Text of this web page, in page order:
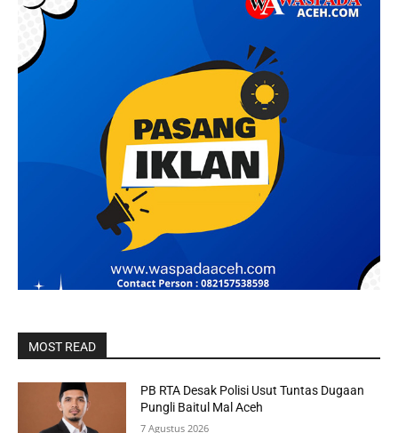
MOST READ
PB RTA Desak Polisi Usut Tuntas Dugaan
Pungli Baitul Mal Aceh
7 Agustus 2026